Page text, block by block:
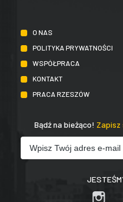
O NAS
POLITYKA PRYWATNOŚCI
WSPÓŁPRACA
KONTAKT
PRACA RZESZÓW
Bądź na bieżąco! Zapisz